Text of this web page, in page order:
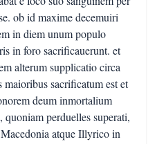
ob id maxime decemuiri
in diem unum populo
in foro sacrificauerunt. et
alterum supplicatio circa
sacrificatum est et
deum inmortalium
quoniam perduelles superati,
atque Illyrico in